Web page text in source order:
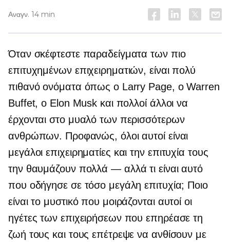
Αναγν. 14 min
Όταν σκέφτεστε παραδείγματα των πιο
επιτυχημένων επιχειρηματιών, είναι πολύ
πιθανό ονόματα όπως ο Larry Page, ο Warren
Buffet, ο Elon Musk και πολλοί άλλοι να
έρχονται στο μυαλό των περισσότερων
ανθρώπων. Προφανώς, όλοι αυτοί είναι
μεγάλοι επιχειρηματίες και την επιτυχία τους
την θαυμάζουν πολλά — αλλά τι είναι αυτό
που οδήγησε σε τόσο μεγάλη επιτυχία; Ποιο
είναι το μυστικό που μοιράζονται αυτοί οι
ηγέτες των επιχειρήσεων που επηρέασε τη
ζωή τους και τους επέτρεψε να ανθίσουν με